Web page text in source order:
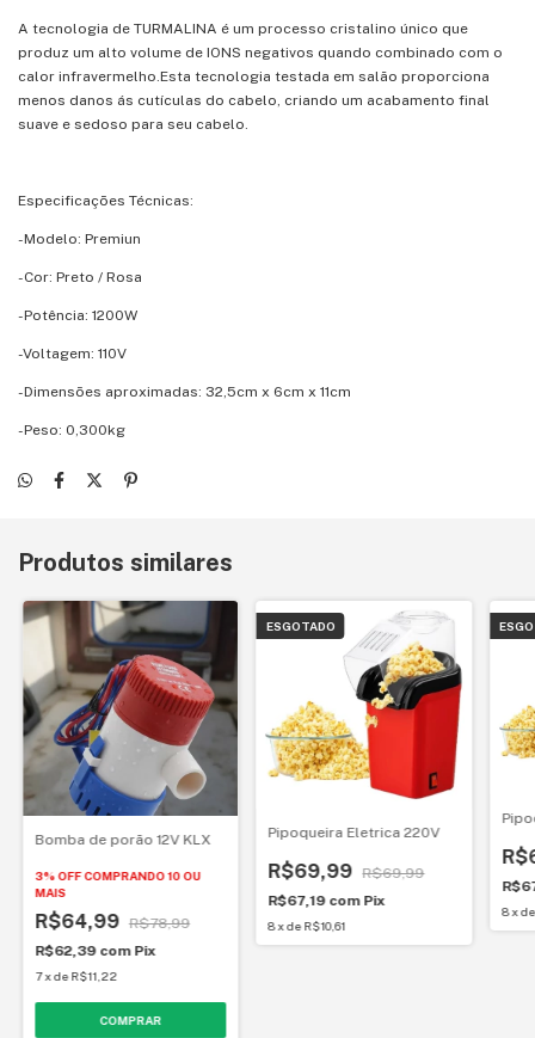
A tecnologia de TURMALINA é um processo cristalino único que
produz um alto volume de IONS negativos quando combinado com o
calor infravermelho.Esta tecnologia testada em salão proporciona
menos danos ás cutículas do cabelo, criando um acabamento final
suave e sedoso para seu cabelo.
Especificações Técnicas:
-Modelo: Premiun
-Cor: Preto / Rosa
-Potência: 1200W
-Voltagem: 110V
-Dimensões aproximadas: 32,5cm x 6cm x 11cm
-Peso: 0,300kg
Produtos similares
Bomba de porão 12V KLX
3% OFFCOMPRANDO 10 OU
MAIS
R$64,99 R$78,99
R$62,39 com Pix
7xdeR$11,22
ESGOTADO
Pipoqueira Eletrica 220V
R$69,99
R$69,99
R$67,19 com Pix
8xdeR$10,61
8x